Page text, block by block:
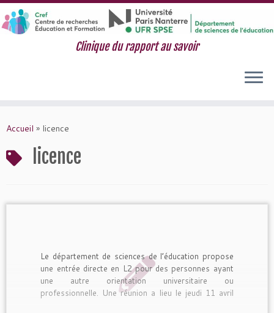
au
Clinique du rapport au savoir
Accueil » licence
licence
Le département de sciences de l’éducation propose
une entrée directe en L2 pour des personnes ayant
une autre orientation universitaire ou
professionnelle. Une réunion a lieu le jeudi 11 avril